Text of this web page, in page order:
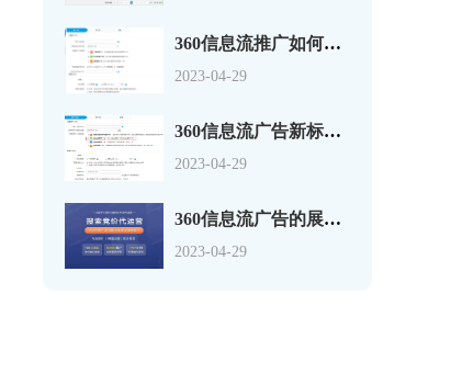
360信息流推广如何创建“PC信息流广告
2023-04-29
360信息流广告新标准展示
2023-04-29
360信息流广告的展示广告系统是什么样的
2023-04-29